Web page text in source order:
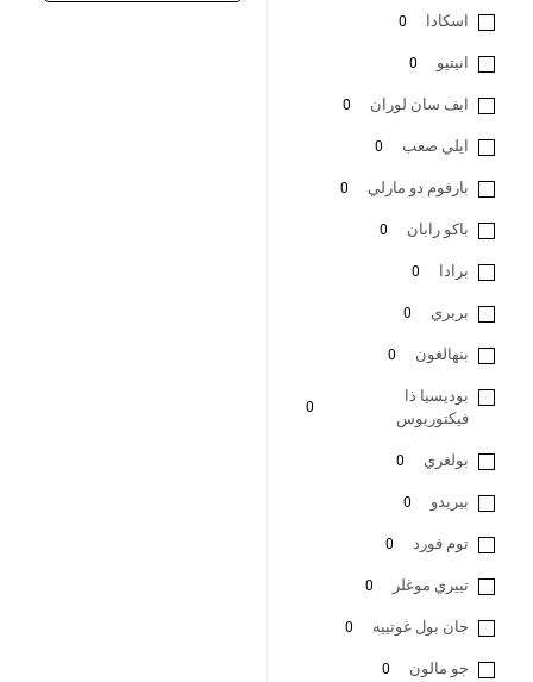
اسكادا 0
انيتيو 0
ايف سان لوران 0
ايلي صعب 0
بارفوم دو مارلي 0
باكو رابان 0
برادا 0
بربري 0
بنهالغون 0
بوديسيا ذا
فيكتوريوس
0
بولغري 0
بيريدو 0
توم فورد 0
تييري موغلر 0
جان بول غوتييه 0
جو مالون 0